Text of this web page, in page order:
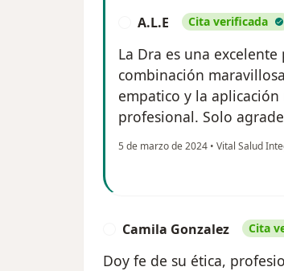
A.L.E Cita verificada
La Dra es una
combinación
empatico y la
profesional. Solo
5 de marzo de 2024 • Vital Salud
Camila Gonzalez Cita
Doy fe de su ética,